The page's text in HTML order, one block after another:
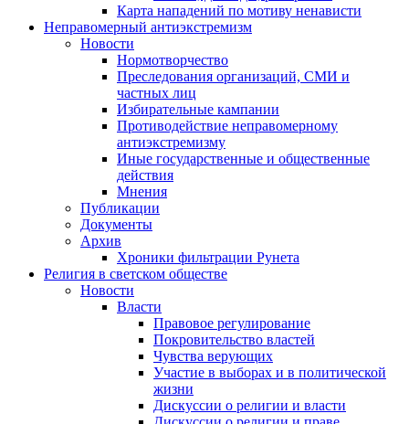
Карта нападений по мотиву ненависти
Неправомерный антиэкстремизм
Новости
Нормотворчество
Преследования организаций, СМИ и
частных лиц
Избирательные кампании
Противодействие неправомерному
антиэкстремизму
Иные государственные и общественные
действия
Мнения
Публикации
Документы
Архив
Хроники фильтрации Рунета
Религия в светском обществе
Новости
Власти
Правовое регулирование
Покровительство властей
Чувства верующих
Участие в выборах и в политической
жизни
Дискуссии о религии и власти